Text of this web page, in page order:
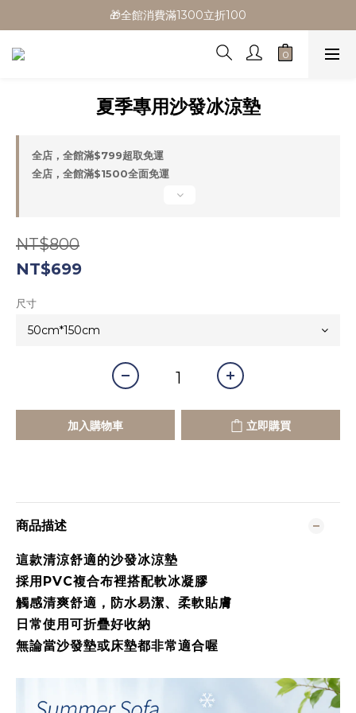
🎁全館消費滿1300立折100
🎁全館消費滿1300立折100
🎉新會員首購/超取免運
🎁全館消費滿1300立折100
夏季專用沙發冰涼墊
全店，全館滿$799超取免運
全店，全館滿$1500全面免運
NT$800
NT$699
尺寸
加入購物車 立即購買
商品描述
這款清涼舒適的沙發冰涼墊
採用PVC複合布裡搭配軟冰凝膠
觸感清爽舒適，防水易潔、柔軟貼膚
日常使用可折疊好收納
無論當沙發墊或床墊都非常適合喔